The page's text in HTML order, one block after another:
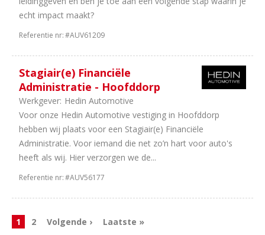
echt impact maakt?
Referentie nr:#AUV61209
Stagiair(e) Financiële
Administratie - Hoofddorp
Werkgever: Hedin Automotive
Voor onze Hedin Automotive vestiging in Hoofddorp
hebben wij plaats voor een Stagiair(e) Financiële
Administratie. Voor iemand die net zo’n hart voor auto's
heeft als wij. Hier verzorgen we de...
Referentie nr:#AUV56177
1 2 Volgende › Laatste »